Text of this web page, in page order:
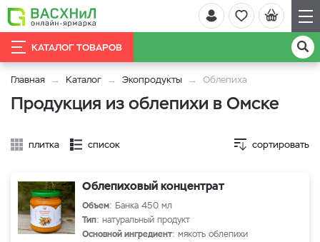
КАТАЛОГ ТОВАРОВ
Главная Каталог Экопродукты Облепиха
Продукция из облепихи в Омске
плитка список сортировать
Облепиховый концентрат
Объем: Банка 450 мл
Тип: натуральный продукт
Основной ингредиент: мякоть облепихи